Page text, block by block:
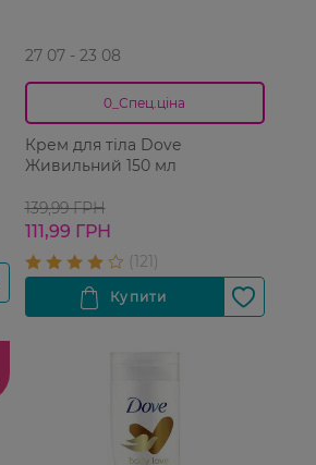
27 07 - 23 08
0_Спец.ціна
Крем для тіла Dove
Живильний 150 мл
139,99 ГРН
111,99 ГРН